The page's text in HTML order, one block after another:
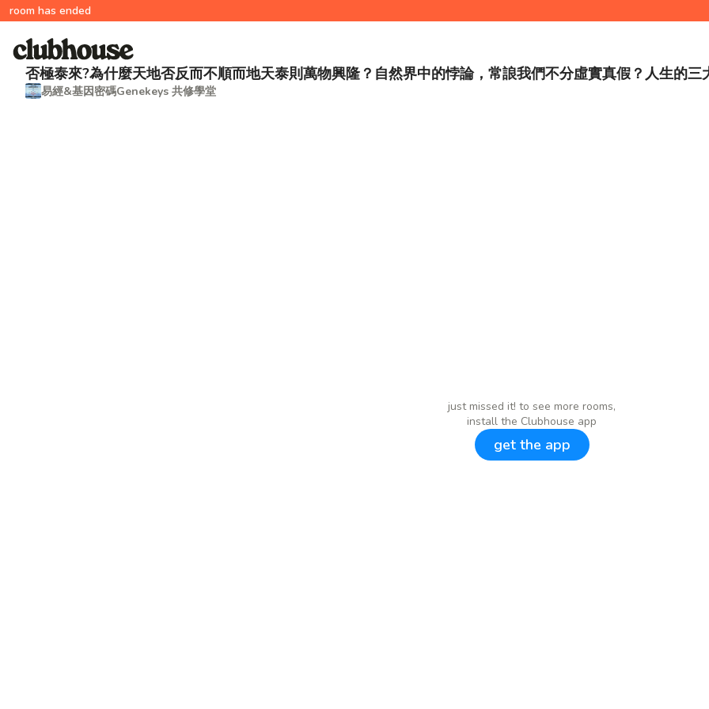
room has ended
否極泰來?為什麼天地否反而不順而地天泰則萬物興隆？自然界中的悖論，常誏我們不分虛實真假？人生的三
易經&基因密碼Genekeys 共修學堂
just missed it! to see more rooms,
install the Clubhouse app
get the app